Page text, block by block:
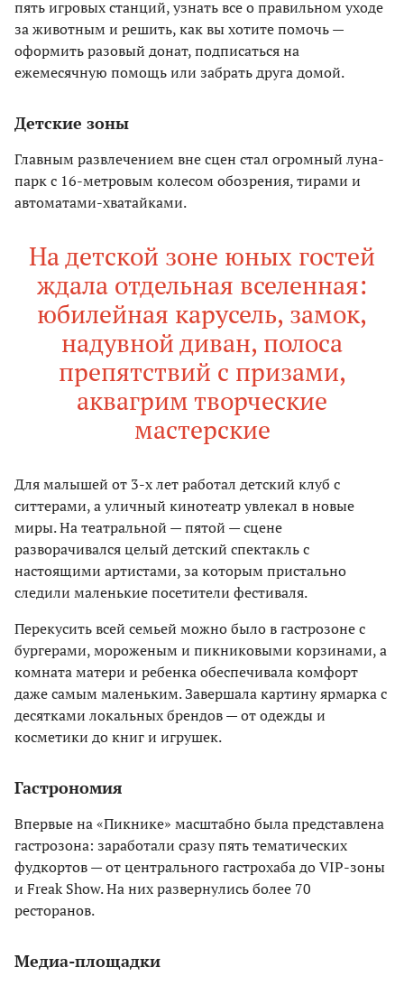
пять игровых станций, узнать все о правильном уходе
за животным и решить, как вы хотите помочь —
оформить разовый донат, подписаться на
ежемесячную помощь или забрать друга домой.
Детские зоны
Главным развлечением вне сцен стал огромный луна-
парк с 16-метровым колесом обозрения, тирами и
автоматами-хватайками.
На детской зоне юных гостей
ждала отдельная вселенная:
юбилейная карусель, замок,
надувной диван, полоса
препятствий с призами,
аквагрим творческие
мастерские
Для малышей от 3-х лет работал детский клуб с
ситтерами, а уличный кинотеатр увлекал в новые
миры. На театральной — пятой — сцене
разворачивался целый детский спектакль с
настоящими артистами, за которым пристально
следили маленькие посетители фестиваля.
Перекусить всей семьей можно было в гастрозоне с
бургерами, мороженым и пикниковыми корзинами, а
комната матери и ребенка обеспечивала комфорт
даже самым маленьким. Завершала картину ярмарка с
десятками локальных брендов — от одежды и
косметики до книг и игрушек.
Гастрономия
Впервые на «Пикнике» масштабно была представлена
гастрозона: заработали сразу пять тематических
фудкортов — от центрального гастрохаба до VIP-зоны
и Freak Show. На них развернулись более 70
ресторанов.
Медиа-площадки